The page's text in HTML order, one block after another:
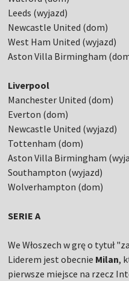
Leeds (wyjazd)
Newcastle United (dom)
West Ham United (wyjazd)
Aston Villa Birmingham
Liverpool
Manchester United (dom)
Everton (dom)
Newcastle United (wyjazd)
Tottenham (dom)
Aston Villa Birmingham
Southampton (wyjazd)
Wolverhampton (dom)
SERIE A
We Włoszech w grę o tytuł
Liderem jest obecnie Milan,
pierwsze miejsce na rzecz